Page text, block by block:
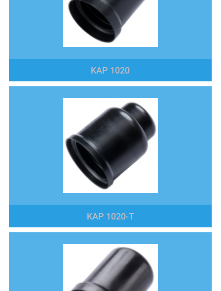
KAP 1020
KAP 1020-T